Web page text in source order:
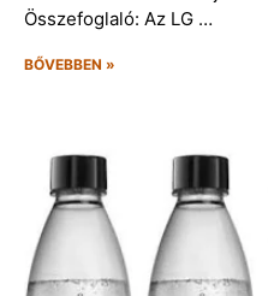
Összefoglaló: Az LG …
BŐVEBBEN »